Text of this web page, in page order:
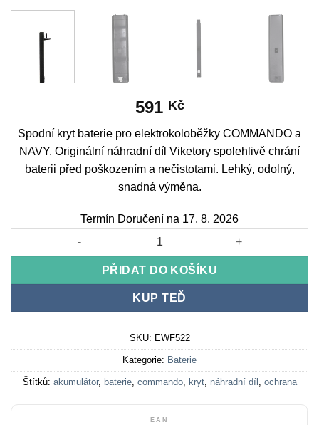
591 Kč
Spodní kryt baterie pro elektrokoloběžky COMMANDO a
NAVY. Originální náhradní díl Viketory spolehlivě chrání
baterii před poškozením a nečistotami. Lehký, odolný,
snadná výměna.
Termín Doručení na 17. 8. 2026
Lower battery cover COMMANDO / NAVY množství
PŘIDAT DO KOŠÍKU
KUP TEĎ
SKU: EWF522
Kategorie: Baterie
Štítků: akumulátor, baterie, commando, kryt, náhradní díl , ochrana
EAN